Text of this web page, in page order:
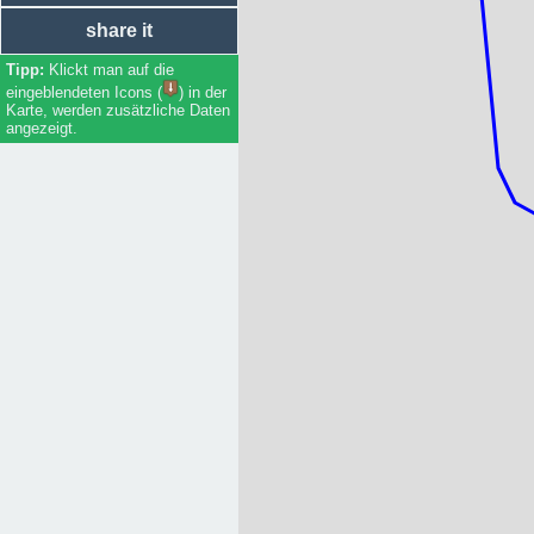
share it
Klickt man auf die
eingeblendeten Icons (
) in der
Karte, werden zusätzliche Daten
angezeigt.